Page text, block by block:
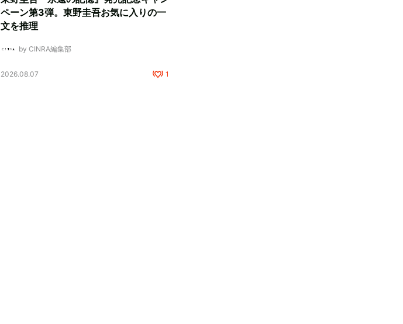
ペーン第3弾。東野圭吾お気に入りの一
文を推理
by CINRA編集部
2026.08.07 1